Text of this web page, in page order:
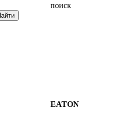
поиск
EATON